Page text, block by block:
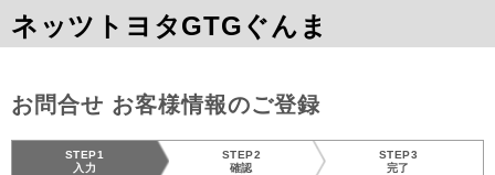
ネッツトヨタGTGぐんま
お問合せ お客様情報のご登録
STEP1
入力
STEP2
確認
STEP3
完了